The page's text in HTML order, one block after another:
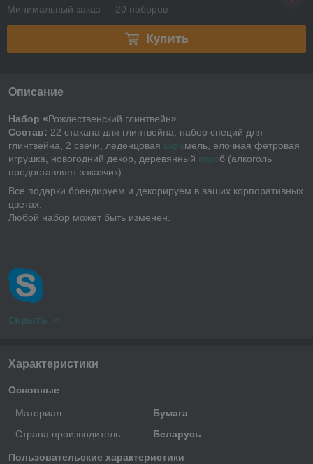
Минимальный заказ — 20 наборов
Купить
Описание
Набор «Рождественский глинтвейн»
Состав: 22 стакана для глинтвейна, набор специй для
глинтвейна, 2 свечи, леденцовая карамель, елочная фетровая
игрушка, новогодний декор, деревянный короб (алкоголь
предоставляет заказчик)
Все подарки брендируем и декорируем в ваших корпоративных
цветах.
Любой набор может быть изменен.
Скрыть
Характеристики
Основные
Материал
Бумага
Страна производитель
Беларусь
Пользовательские характеристики